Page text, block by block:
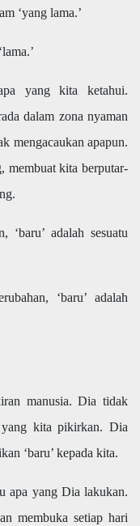
‘yang lama.’
yang kita ketahui.
dalam zona nyaman
mengacaukan apapun.
membuat kita berputar-
‘baru’ adalah sesuatu
‘baru’ adalah
manusia. Dia tidak
yang kita pikirkan. Dia
‘baru’ kepada kita.
apa yang Dia lakukan.
membuka setiap hari